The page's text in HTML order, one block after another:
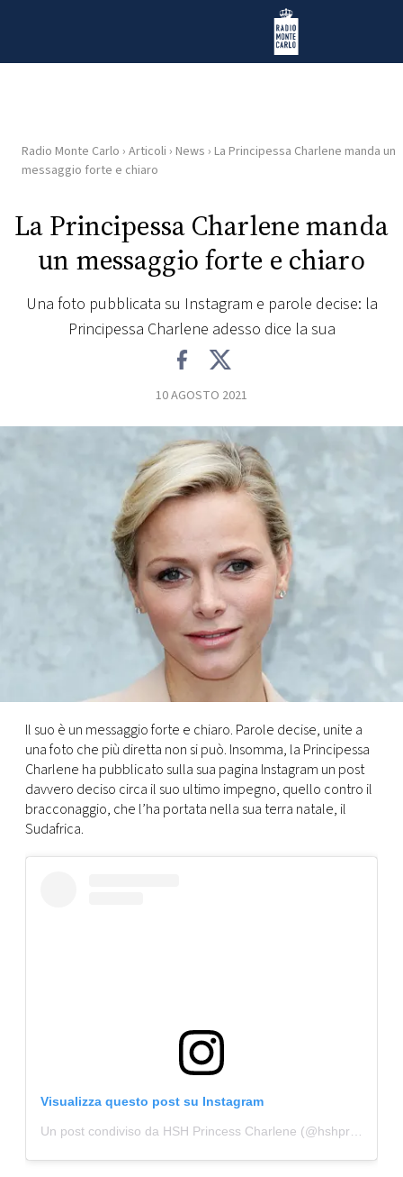
Radio Monte Carlo
HOME
RADIO
WEB
PLAYLIST
PRINCIPATO
DI
MONACO
RMC
CONSIGLIA
Radio Monte Carlo › Articoli › News › La Principessa Charlene manda un
messaggio forte e chiaro
La Principessa Charlene manda
un messaggio forte e chiaro
Una foto pubblicata su Instagram e parole decise: la
Principessa Charlene adesso dice la sua
10 AGOSTO 2021
Il suo è un messaggio forte e chiaro. Parole decise, unite a
una foto che più diretta non si può. Insomma, la Principessa
Charlene ha pubblicato sulla sua pagina Instagram un post
davvero deciso circa il suo ultimo impegno, quello contro il
bracconaggio, che l’ha portata nella sua terra natale, il
Sudafrica.
Visualizza questo post su Instagram
Un post condiviso da HSH Princess Charlene (@hshprincesscharlene)